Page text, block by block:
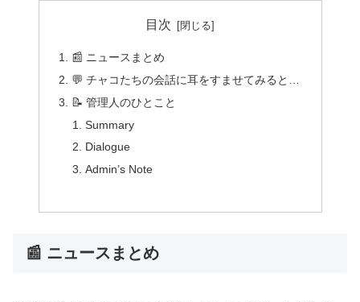
目次
📰 ニュースまとめ
💬 チャコたちの会話に耳をすませてみると…
📝 管理人のひとこと
Summary
Dialogue
Admin’s Note
📰 ニュースまとめ